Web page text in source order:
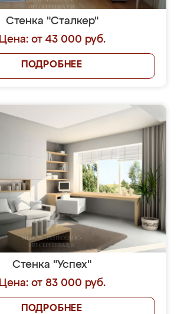
Стенка "Сталкер"
Цена: от 43 000 руб.
ПОДРОБНЕЕ
Стенка "Успех"
Цена: от 83 000 руб.
ПОДРОБНЕЕ